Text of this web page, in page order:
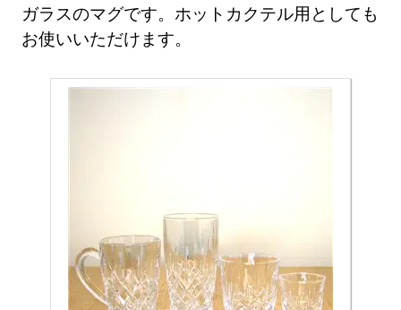
ガラスのマグです。ホットカクテル用としても
お使いいただけます。